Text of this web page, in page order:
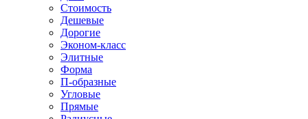
Стоимость
Дешевые
Дорогие
Эконом-класс
Элитные
Форма
П-образные
Угловые
Прямые